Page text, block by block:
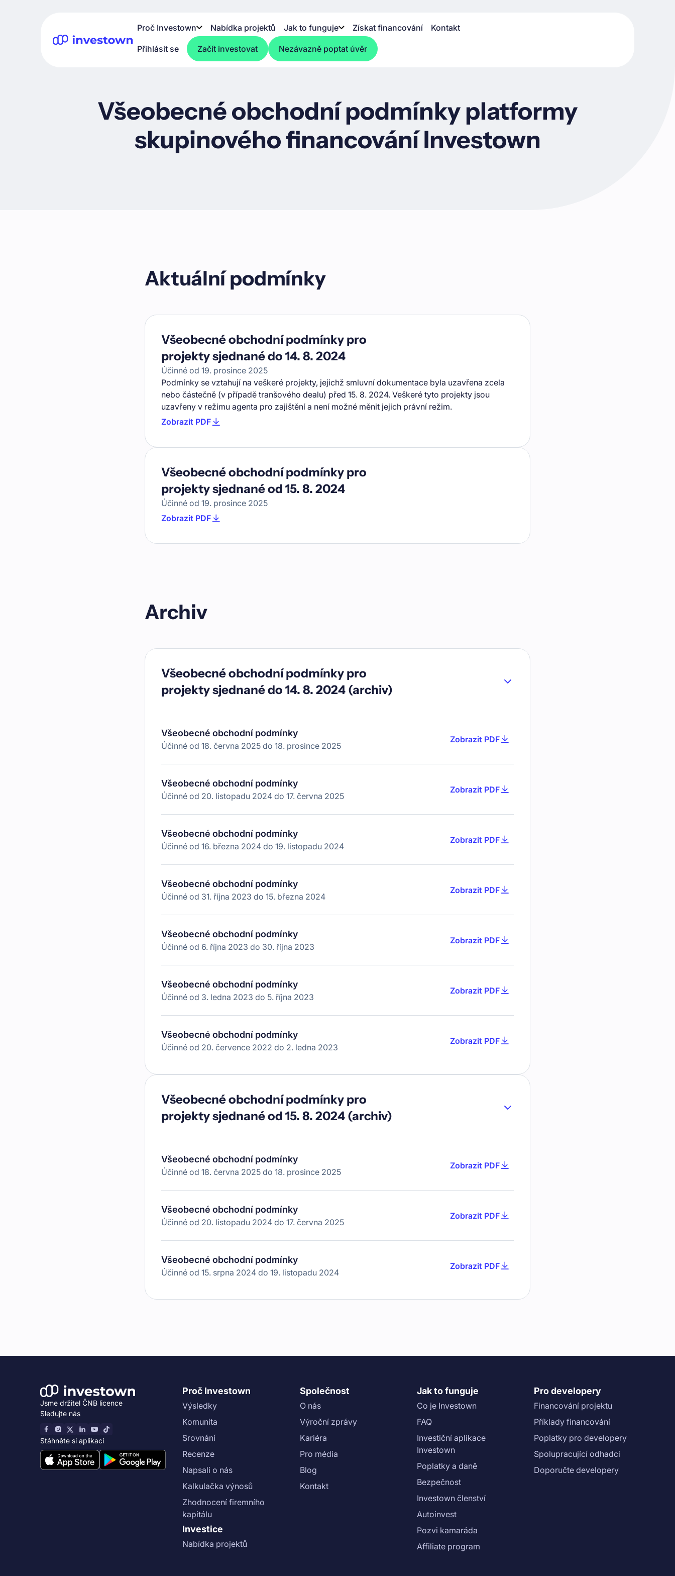
Proč Investown Nabídka projektů Jak to funguje Získat financování Kontakt
Přihlásit se Začít investovat Nezávazně poptat úvěr
Všeobecné obchodní podmínky platformy
skupinového financování Investown
Aktuální podmínky
Všeobecné obchodní podmínky pro
projekty sjednané do 14. 8. 2024
Účinné od 19. prosince 2025
Podmínky se vztahují na veškeré projekty, jejichž smluvní dokumentace byla uzavřena zcela
nebo částečně (v případě tranšového dealu) před 15. 8. 2024. Veškeré tyto projekty jsou
uzavřeny v režimu agenta pro zajištění a není možné měnit jejich právní režim.
Zobrazit PDF
Všeobecné obchodní podmínky pro
projekty sjednané od 15. 8. 2024
Účinné od 19. prosince 2025
Zobrazit PDF
Archiv
Všeobecné obchodní podmínky pro
projekty sjednané do 14. 8. 2024 (archiv)
Všeobecné obchodní podmínky
Účinné od 18. června 2025 do 18. prosince 2025
Zobrazit PDF
Všeobecné obchodní podmínky
Účinné od 20. listopadu 2024 do 17. června 2025
Zobrazit PDF
Všeobecné obchodní podmínky
Účinné od 16. března 2024 do 19. listopadu 2024
Zobrazit PDF
Všeobecné obchodní podmínky
Účinné od 31. října 2023 do 15. března 2024
Zobrazit PDF
Všeobecné obchodní podmínky
Účinné od 6. října 2023 do 30. října 2023
Zobrazit PDF
Všeobecné obchodní podmínky
Účinné od 3. ledna 2023 do 5. října 2023
Zobrazit PDF
Všeobecné obchodní podmínky
Účinné od 20. července 2022 do 2. ledna 2023
Zobrazit PDF
Všeobecné obchodní podmínky pro
projekty sjednané od 15. 8. 2024 (archiv)
Všeobecné obchodní podmínky
Účinné od 18. června 2025 do 18. prosince 2025
Zobrazit PDF
Všeobecné obchodní podmínky
Účinné od 20. listopadu 2024 do 17. června 2025
Zobrazit PDF
Všeobecné obchodní podmínky
Účinné od 15. srpna 2024 do 19. listopadu 2024
Zobrazit PDF
Jsme držitel ČNB licence
Sledujte nás
Stáhněte si aplikaci
Proč Investown
Výsledky
Komunita
Srovnání
Recenze
Napsali o nás
Kalkulačka výnosů
Zhodnocení firemního
kapitálu
Investice
Nabídka projektů
Společnost
O nás
Výroční zprávy
Kariéra
Pro média
Blog
Kontakt
Jak to funguje
Co je Investown
FAQ
Investiční aplikace
Investown
Poplatky a daně
Bezpečnost
Investown členství
Autoinvest
Pozvi kamaráda
Affiliate program
Pro developery
Financování projektu
Příklady financování
Poplatky pro developery
Spolupracující odhadci
Doporučte developery